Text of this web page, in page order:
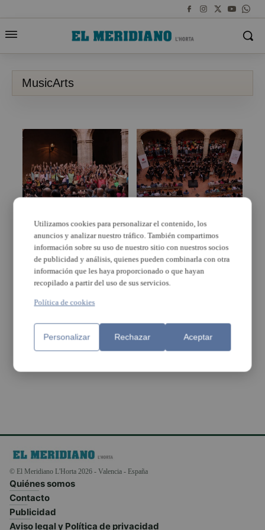
MusicArts
Musicarts torna al
castell d’Alaquàs
Musicarts torna al
Castell Alaquàs
d’Alaquàs acull
de MusicArts
© El Meridiano L'Horta 2026 - Valencia - España
Quiénes somos
Contacto
Publicidad
Aviso legal y Política de privacidad
Utilizamos cookies para personalizar el contenido, los
anuncios y analizar nuestro tráfico. También compartimos
información sobre su uso de nuestro sitio con nuestros socios
de publicidad y análisis, quienes pueden combinarla con otra
información que les haya proporcionado o que hayan
recopilado a partir del uso de sus servicios.
Política de cookies
Personalizar Rechazar Aceptar